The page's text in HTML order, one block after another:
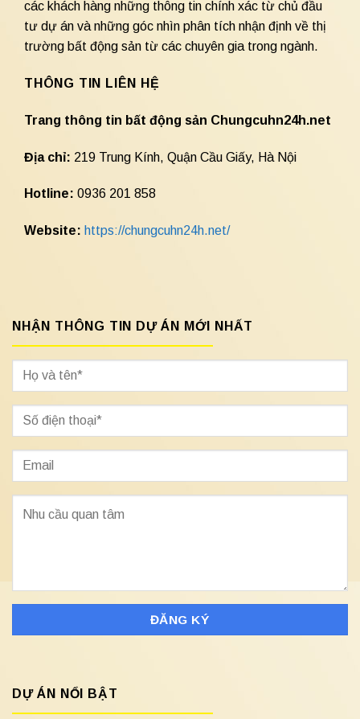
các khách hàng những thông tin chính xác từ chủ đầu
tư dự án và những góc nhìn phân tích nhận định về thị
trường bất động sản từ các chuyên gia trong ngành.
THÔNG TIN LIÊN HỆ
Trang thông tin bất động sản Chungcuhn24h.net
Địa chỉ: 219 Trung Kính, Quận Cầu Giấy, Hà Nội
Hotline: 0936 201 858
Website: https://chungcuhn24h.net/
NHẬN THÔNG TIN DỰ ÁN MỚI NHẤT
DỰ ÁN NỔI BẬT